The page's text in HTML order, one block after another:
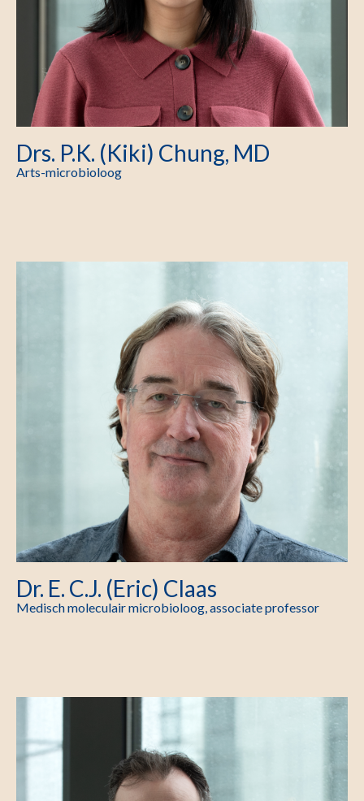
Drs. P.K. (Kiki) Chung, MD
Arts-microbioloog
Dr. E. C.J. (Eric) Claas
Medisch moleculair microbioloog, associate professor